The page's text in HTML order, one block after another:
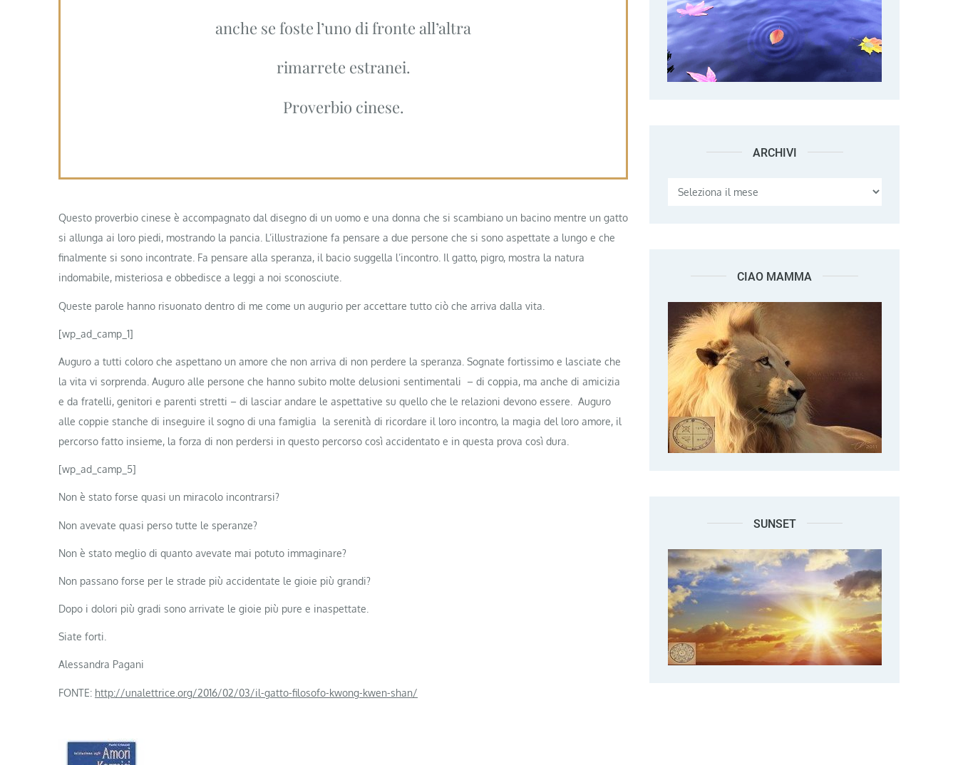
anche se foste l’uno di fronte all’altra
rimarrete estranei.
Proverbio cinese.
Questo proverbio cinese è accompagnato dal disegno di un uomo e una donna che si scambiano un bacino mentre un gatto
si allunga ai loro piedi, mostrando la pancia. L’illustrazione fa pensare a due persone che si sono aspettate a lungo e che
finalmente si sono incontrate. Fa pensare alla speranza, il bacio suggella l’incontro. Il gatto, pigro, mostra la natura
indomabile, misteriosa e obbedisce a leggi a noi sconosciute.
Queste parole hanno risuonato dentro di me come un augurio per accettare tutto ciò che arriva dalla vita.
[wp_ad_camp_1]
Auguro a tutti coloro che aspettano un amore che non arriva di non perdere la speranza. Sognate fortissimo e lasciate che
la vita vi sorprenda. Auguro alle persone che hanno subito molte delusioni sentimentali – di coppia, ma anche di amicizia
e da fratelli, genitori e parenti stretti – di lasciar andare le aspettative su quello che le relazioni devono essere. Auguro
alle coppie stanche di inseguire il sogno di una famiglia la serenità di ricordare il loro incontro, la magia del loro amore, il
percorso fatto insieme, la forza di non perdersi in questo percorso così accidentato e in questa prova così dura.
[wp_ad_camp_5]
Non è stato forse quasi un miracolo incontrarsi?
Non avevate quasi perso tutte le speranze?
Non è stato meglio di quanto avevate mai potuto immaginare?
Non passano forse per le strade più accidentate le gioie più grandi?
Dopo i dolori più gradi sono arrivate le gioie più pure e inaspettate.
Siate forti.
Alessandra Pagani
FONTE: http://unalettrice.org/2016/02/03/il-gatto-filosofo-kwong-kwen-shan/
ARCHIVI Archivi
CIAO MAMMA
SUNSET